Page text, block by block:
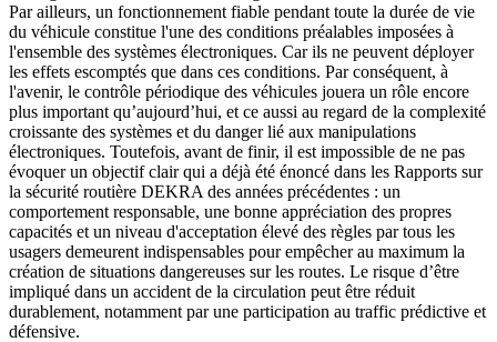
Par ailleurs, un fonctionnement fiable pendant toute la durée de vie
du véhicule constitue l'une des conditions préalables imposées à
l'ensemble des systèmes électroniques. Car ils ne peuvent déployer
les effets escomptés que dans ces conditions. Par conséquent, à
l'avenir, le contrôle périodique des véhicules jouera un rôle encore
plus important qu’aujourd’hui, et ce aussi au regard de la complexité
croissante des systèmes et du danger lié aux manipulations
électroniques. Toutefois, avant de finir, il est impossible de ne pas
évoquer un objectif clair qui a déjà été énoncé dans les Rapports sur
la sécurité routière DEKRA des années précédentes : un
comportement responsable, une bonne appréciation des propres
capacités et un niveau d'acceptation élevé des règles par tous les
usagers demeurent indispensables pour empêcher au maximum la
création de situations dangereuses sur les routes. Le risque d’être
impliqué dans un accident de la circulation peut être réduit
durablement, notamment par une participation au traffic prédictive et
défensive.